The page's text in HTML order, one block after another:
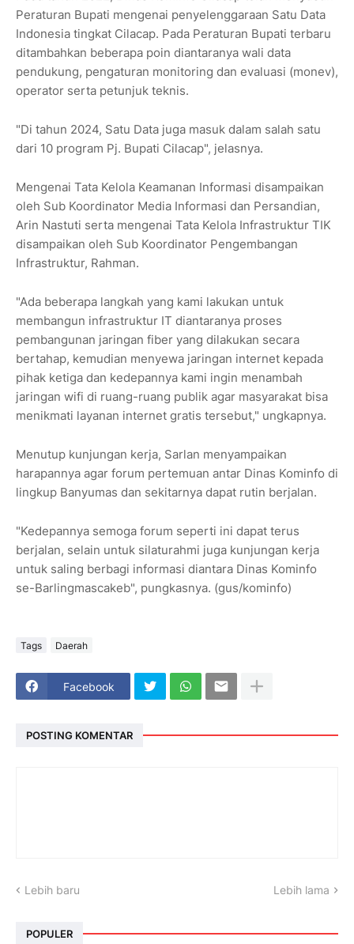
Peraturan Bupati mengenai penyelenggaraan Satu Data
Indonesia tingkat Cilacap. Pada Peraturan Bupati terbaru
ditambahkan beberapa poin diantaranya wali data
pendukung, pengaturan monitoring dan evaluasi (monev),
operator serta petunjuk teknis.
"Di tahun 2024, Satu Data juga masuk dalam salah satu
dari 10 program Pj. Bupati Cilacap", jelasnya.
Mengenai Tata Kelola Keamanan Informasi disampaikan
oleh Sub Koordinator Media Informasi dan Persandian,
Arin Nastuti serta mengenai Tata Kelola Infrastruktur TIK
disampaikan oleh Sub Koordinator Pengembangan
Infrastruktur, Rahman.
"Ada beberapa langkah yang kami lakukan untuk
membangun infrastruktur IT diantaranya proses
pembangunan jaringan fiber yang dilakukan secara
bertahap, kemudian menyewa jaringan internet kepada
pihak ketiga dan kedepannya kami ingin menambah
jaringan wifi di ruang-ruang publik agar masyarakat bisa
menikmati layanan internet gratis tersebut," ungkapnya.
Menutup kunjungan kerja, Sarlan menyampaikan
harapannya agar forum pertemuan antar Dinas Kominfo di
lingkup Banyumas dan sekitarnya dapat rutin berjalan.
"Kedepannya semoga forum seperti ini dapat terus
berjalan, selain untuk silaturahmi juga kunjungan kerja
untuk saling berbagi informasi diantara Dinas Kominfo
se-Barlingmascakeb", pungkasnya. (gus/kominfo)
Tags Daerah
Facebook
POSTING KOMENTAR
Lebih baru Lebih lama
POPULER